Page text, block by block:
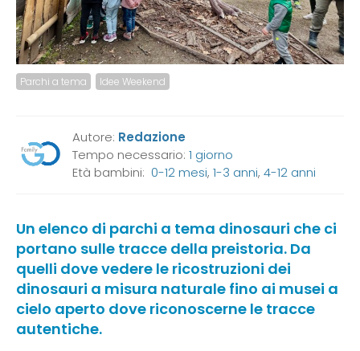
Parchi a tema Idee Weekend
Autore: Redazione
Tempo necessario: 1 giorno
Età bambini: 0-12 mesi, 1-3 anni, 4-12 anni
Un elenco di parchi a tema dinosauri che ci
portano sulle tracce della preistoria. Da
quelli dove vedere le ricostruzioni dei
dinosauri a misura naturale fino ai musei a
cielo aperto dove riconoscerne le tracce
autentiche.